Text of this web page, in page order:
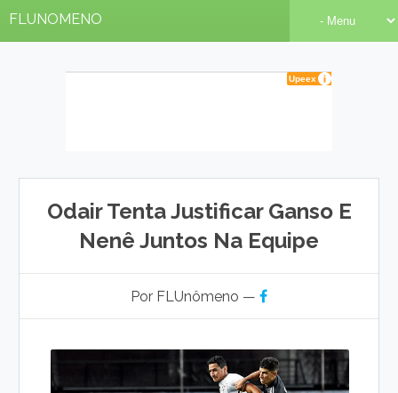
FLUNOMENO
Odair Tenta Justificar Ganso E
Nenê Juntos Na Equipe
Por FLUnômeno —